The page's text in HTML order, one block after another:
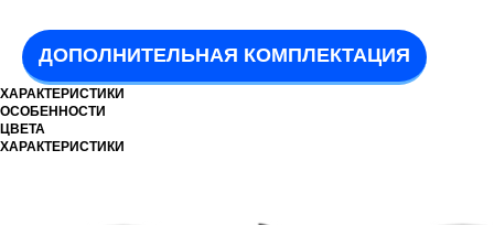
ДОПОЛНИТЕЛЬНАЯ КОМПЛЕКТАЦИЯ
ХАРАКТЕРИСТИКИ
ОСОБЕННОСТИ
ЦВЕТА
ХАРАКТЕРИСТИКИ